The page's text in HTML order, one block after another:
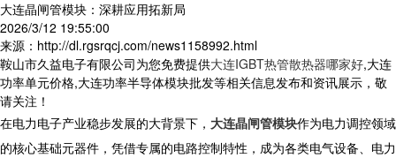
大连晶闸管模块：深耕应用拓新局
2026/3/12 19:55:00
来源：http://dl.rgsrqcj.com/news1158992.html
鞍山市久益电子有限公司为您免费提供大连IGBT热管散热器哪家好,大连
功率单元价格,大连功率半导体模块批发等相关信息发布和资讯展示，敬
请关注！
在电力电子产业稳步发展的大背景下， 大连晶闸管模块作为电力调控领域
的核心基础元器件，凭借专属的电路控制特性，成为各类电气设备、电力